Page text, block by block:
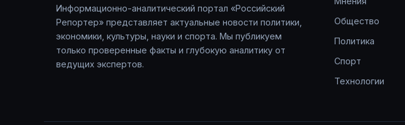
председателя
💬 0
⏱️ 16:51 ЭКОНОМИКА
В Минстрое спешат
Информационно-аналитический портал «Российский
Репортер» представляет актуальные новости политики,
экономики, культуры, науки и спорта. Мы публикуем
только проверенные факты и глубокую аналитику от
ведущих экспертов.
Общество
Политика
Спорт
Технологии